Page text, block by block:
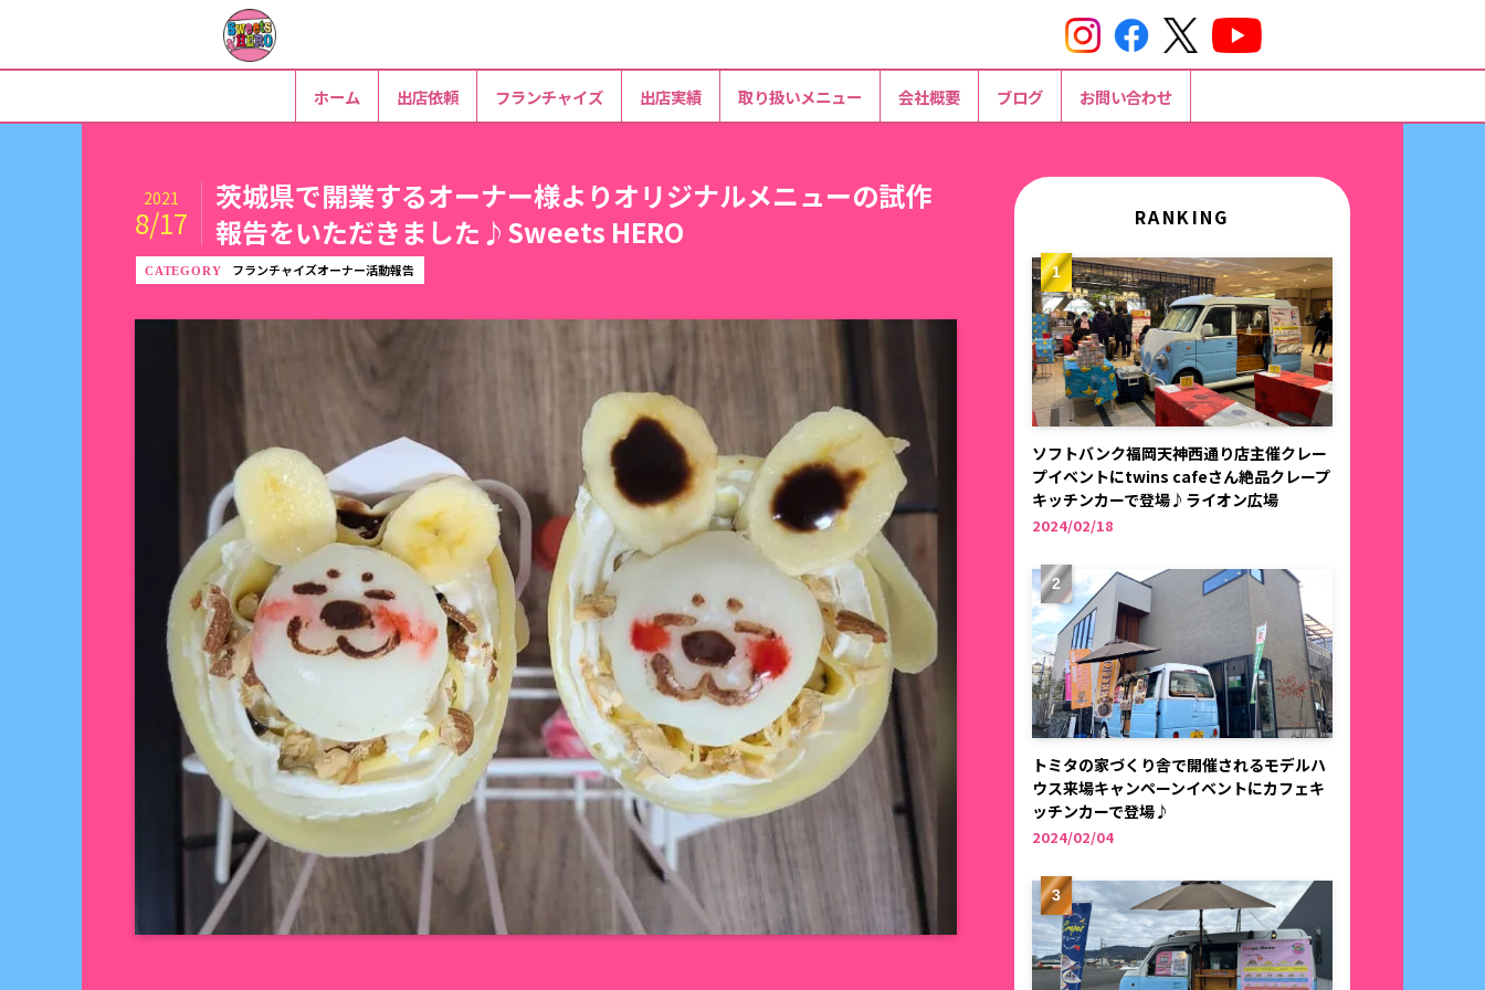
茨城県で開業するオーナー様よりオリジナルメニューの試作
報告をいただきました♪Sweets HERO
2021
8/17
フランチャイズオーナー活動報告
RANKING
ソフトバンク福岡天神西通り店主催クレー
プイベントにtwins cafeさん絶品クレープ
キッチンカーで登場♪ライオン広場
2024/02/18
トミタの家づくり舎で開催されるモデルハ
ウス来場キャンペーンイベントにカフェキ
ッチンカーで登場♪
2024/02/04
ホーム 出店依頼 フランチャイズ 出店実績 取り扱いメニュー 会社概要 ブログ お問い合わせ